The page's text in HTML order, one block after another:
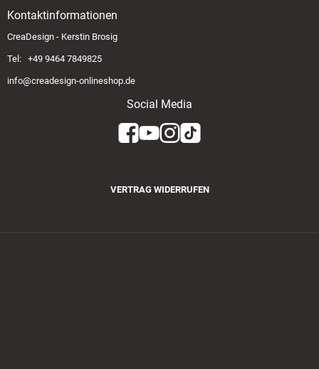
Kontaktinformationen
CreaDesign - Kerstin Brosig
Tel: +49 9464 7849825
info@creadesign-onlineshop.de
Social Media
VERTRAG WIDERRUFEN